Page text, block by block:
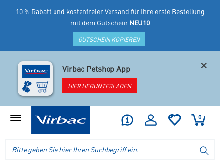
10 % Rabatt und kostenfreier Versand für Ihre erste Bestellung
mit dem Gutschein NEU10
GUTSCHEIN KOPIEREN
Virbac Petshop App
HIER HERUNTERLADEN
×
Produktmenü
Virbac
0